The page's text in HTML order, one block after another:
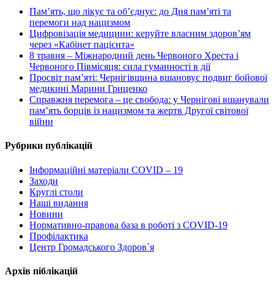
Пам’ять, що лікує та об’єднує: до Дня пам’яті та
перемоги над нацизмом
Цифровізація медицини: керуйте власним здоров’ям
через «Кабінет пацієнта»
8 травня – Міжнародний день Червоного Хреста і
Червоного Півмісяця: сила гуманності в дії
Просвіт пам’яті: Чернігівщина вшановує подвиг бойової
медикині Марини Гриценко
Справжня перемога – це свобода: у Чернігові вшанували
пам’ять борців із нацизмом та жертв Другої світової
війни
Рубрики публікацій
Інформаційні матеріали COVID – 19
Заходи
Круглі столи
Наші видання
Новини
Нормативно-правова база в роботі з COVID-19
Профілактика
Центр Громадського Здоров`я
Архів піблікацій